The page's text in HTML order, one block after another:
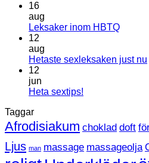
16
aug
Leksaker inom HBTQInga
12
aug
Hetaste sexleksaken just nu
12
jun
Heta sextips!
Heta
sextips!
Taggar
Afrodisiakum choklad doft
Ljus man massage massageolja